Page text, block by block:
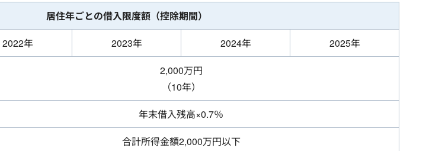
居住年ごとの借入限度額 （控除期間）
2022年
2023年 2024年
2025年
2,000万円
（10年）
年末借入残高×0.7％
合計所得金額2,000万円以下